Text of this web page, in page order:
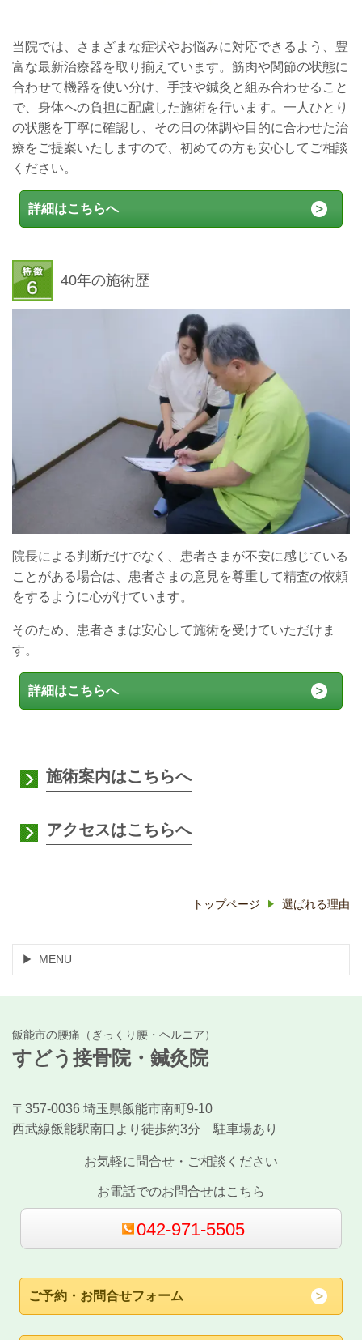
当院では、さまざまな症状やお悩みに対応できるよう、豊
富な最新治療器を取り揃えています。筋肉や関節の状態に
合わせて機器を使い分け、手技や鍼灸と組み合わせること
で、身体への負担に配慮した施術を行います。一人ひとり
の状態を丁寧に確認し、その日の体調や目的に合わせた治
療をご提案いたしますので、初めての方も安心してご相談
ください。
詳細はこちらへ
40年の施術歴
院長による判断だけでなく、患者さまが不安に感じている
ことがある場合は、患者さまの意見を尊重して精査の依頼
をするように心がけています。
そのため、患者さまは安心して施術を受けていただけま
す。
詳細はこちらへ
施術案内はこちらへ
アクセスはこちらへ
トップページ 選ばれる理由
MENU
飯能市の腰痛（ぎっくり腰・ヘルニア）
すどう接骨院・鍼灸院
〒357-0036 埼玉県飯能市南町9-10
西武線飯能駅南口より徒歩約3分 駐車場あり
お気軽に問合せ・ご相談ください
お電話でのお問合せはこちら
042-971-5505
ご予約・お問合せフォーム